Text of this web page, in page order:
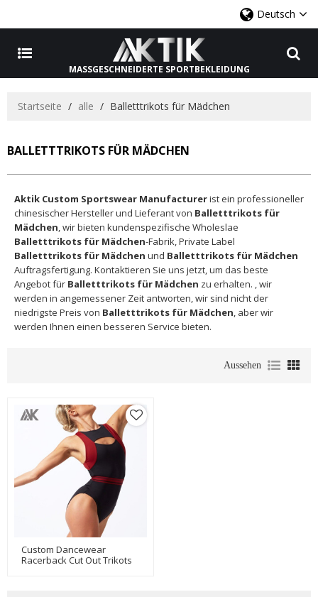
Deutsch
MASSGESCHNEIDERTE SPORTBEKLEIDUNG
Startseite / alle / Balletttrikots für Mädchen
BALLETTTRIKOTS FÜR MÄDCHEN
Aktik Custom Sportswear Manufacturerist ein professioneller
chinesischer Hersteller und Lieferant von Balletttrikots für
Mädchen, wir bieten kundenspezifische Wholeslae
Balletttrikots für Mädchen-Fabrik, Private Label
Balletttrikots für Mädchen und Balletttrikots für Mädchen
Auftragsfertigung. Kontaktieren Sie uns jetzt, um das beste
Angebot für Balletttrikots für Mädchen zu erhalten. , wir
werden in angemessener Zeit antworten, wir sind nicht der
niedrigste Preis von Balletttrikots für Mädchen, aber wir
werden Ihnen einen besseren Service bieten.
Aussehen
Custom Dancewear
Racerback Cut Out Trikots